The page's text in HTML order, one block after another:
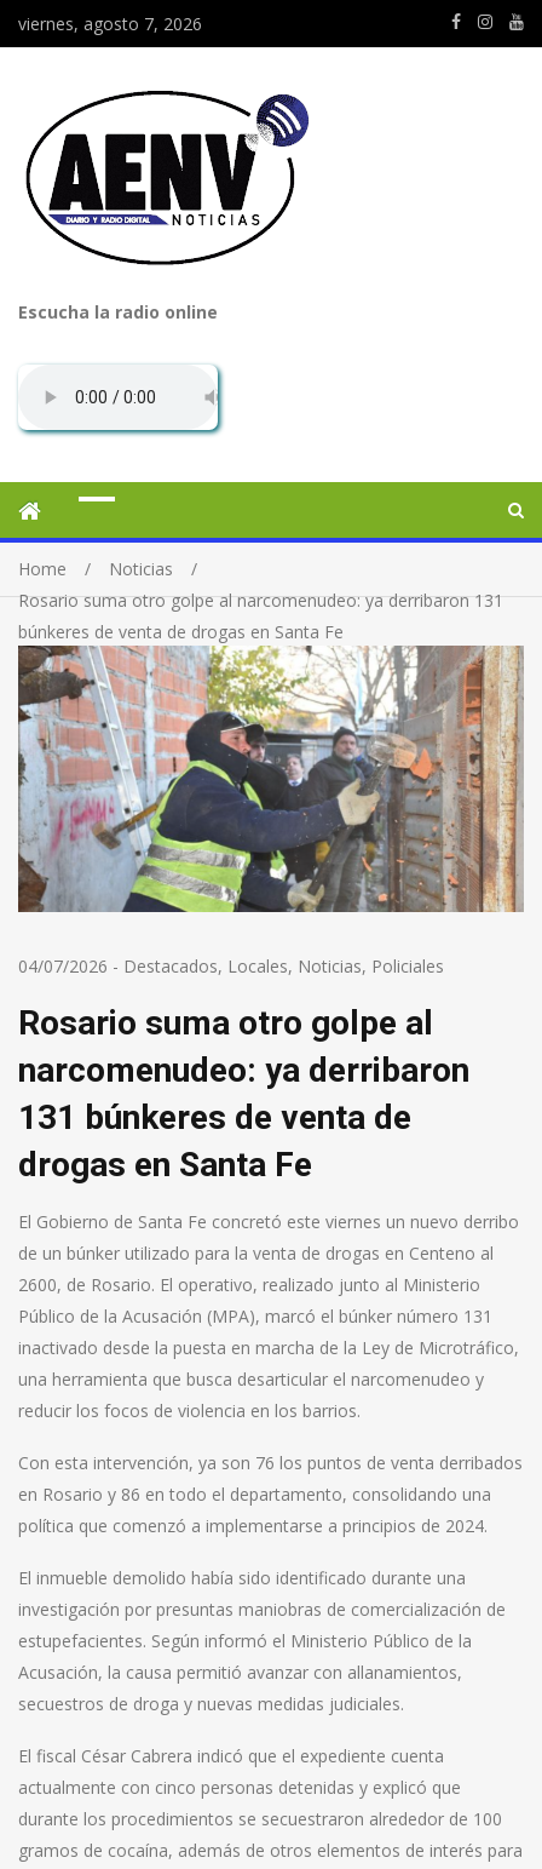
viernes, agosto 7, 2026
Escucha la radio online
Home
Noticias
Rosario suma otro golpe al narcomenudeo: ya derribaron 131
búnkeres de venta de drogas en Santa Fe
04/07/2026 - Destacados, Locales, Noticias, Policiales
Rosario suma otro golpe al
narcomenudeo: ya derribaron
131 búnkeres de venta de
drogas en Santa Fe
El Gobierno de Santa Fe concretó este viernes un nuevo derribo
de un búnker utilizado para la venta de drogas en Centeno al
2600, de Rosario. El operativo, realizado junto al Ministerio
Público de la Acusación (MPA), marcó el búnker número 131
inactivado desde la puesta en marcha de la Ley de Microtráfico,
una herramienta que busca desarticular el narcomenudeo y
reducir los focos de violencia en los barrios.
Con esta intervención, ya son 76 los puntos de venta derribados
en Rosario y 86 en todo el departamento, consolidando una
política que comenzó a implementarse a principios de 2024.
El inmueble demolido había sido identificado durante una
investigación por presuntas maniobras de comercialización de
estupefacientes. Según informó el Ministerio Público de la
Acusación, la causa permitió avanzar con allanamientos,
secuestros de droga y nuevas medidas judiciales.
El fiscal César Cabrera indicó que el expediente cuenta
actualmente con cinco personas detenidas y explicó que
durante los procedimientos se secuestraron alrededor de 100
gramos de cocaína, además de otros elementos de interés para